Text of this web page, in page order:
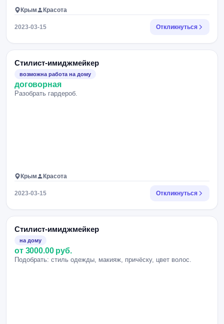
Крым Красота
2023-03-15 Откликнуться
Стилист-имиджмейкер
возможна работа на дому
договорная
Разобрать гардероб.
Крым Красота
2023-03-15 Откликнуться
Стилист-имиджмейкер
на дому
от 3000.00 руб.
Подобрать: стиль одежды, макияж, причёску, цвет волос.